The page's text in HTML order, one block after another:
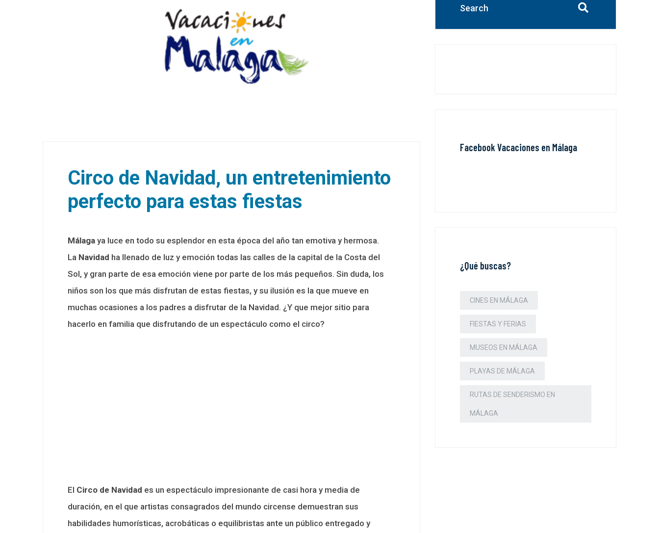
Circo de Navidad, un entretenimiento
perfecto para estas fiestas
Málaga ya luce en todo su esplendor en esta época del año tan emotiva y hermosa.
La Navidad ha llenado de luz y emoción todas las calles de la capital de la Costa del
Sol, y gran parte de esa emoción viene por parte de los más pequeños. Sin duda, los
niños son los que más disfrutan de estas fiestas, y su ilusión es la que mueve en
muchas ocasiones a los padres a disfrutar de la Navidad. ¿Y que mejor sitio para
hacerlo en familia que disfrutando de un espectáculo como el circo?
El Circo de Navidad es un espectáculo impresionante de casi hora y media de
duración, en el que artistas consagrados del mundo circense demuestran sus
habilidades humorísticas, acrobáticas o equilibristas ante un público entregado y
Facebook Vacaciones en Málaga
¿Qué buscas?
CINES EN MÁLAGA
FIESTAS Y FERIAS
MUSEOS EN MÁLAGA
PLAYAS DE MÁLAGA
RUTAS DE SENDERISMO EN
MÁLAGA